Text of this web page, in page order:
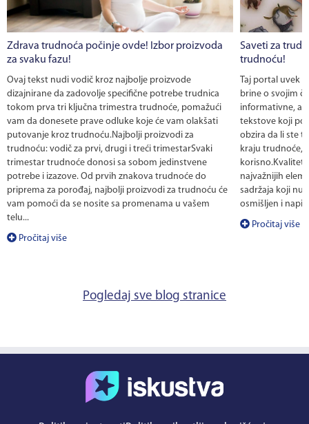
Zdrava trudnoća počinje ovde! Izbor proizvoda
za svaku fazu!
Ovaj tekst nudi vodič kroz najbolje proizvode
dizajnirane da zadovolje specifične potrebe trudnica
tokom prva tri ključna trimestra trudnoće, pomažući
vam da donesete prave odluke koje će vam olakšati
putovanje kroz trudnoću.Najbolji proizvodi za
trudnoću: vodič za prvi, drugi i treći trimestarSvaki
trimestar trudnoće donosi sa sobom jedinstvene
potrebe i izazove. Od prvih znakova trudnoće do
priprema za porođaj, najbolji proizvodi za trudnoću će
vam pomoći da se nosite sa promenama u vašem
telu...
Pročitaj više
Saveti za
trudnoću!
Taj portal uvek
brine o svojim
informativne, ali
tekstove koji
obzira da li ste
kraju trudnoće,
korisno.Kvalitet
najvažnijih
sadržaja koji
osmišljen i
Pročitaj više
Pogledaj sve blog stranice